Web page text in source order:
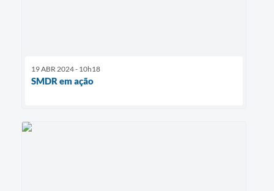
19 ABR 2024 - 10h18
SMDR em ação